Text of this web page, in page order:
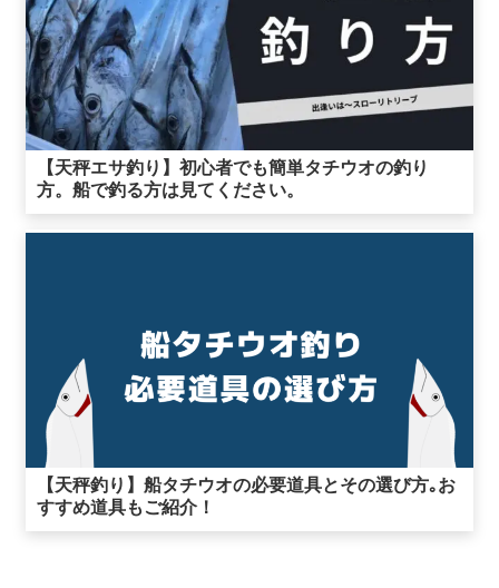
【天秤エサ釣り】初心者でも簡単タチウオの釣り
方。船で釣る方は見てください。
【天秤釣り】船タチウオの必要道具とその選び方｡お
すすめ道具もご紹介！